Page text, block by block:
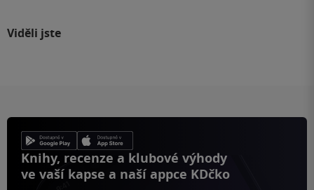
Viděli jste
Knihy, recenze a klubové výhody
ve vaší kapse a naší appce KDčko